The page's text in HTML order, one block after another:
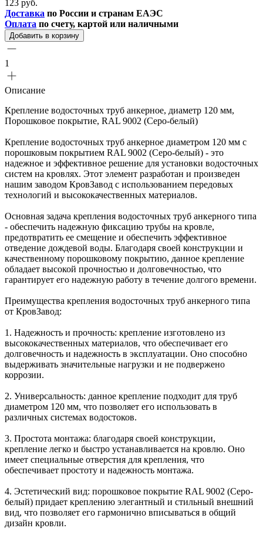
123 руб.
Доставка по России и странам ЕАЭС
Оплата по счету, картой или наличными
Добавить в корзину
1
Описание
Крепление водосточных труб анкерное, диаметр 120 мм,
Порошковое покрытие, RAL 9002 (Серо-белый)
Крепление водосточных труб анкерное диаметром 120 мм с
порошковым покрытием RAL 9002 (Серо-белый) - это
надежное и эффективное решение для установки водосточных
систем на кровлях. Этот элемент разработан и произведен
нашим заводом КровЗавод с использованием передовых
технологий и высококачественных материалов.
Основная задача крепления водосточных труб анкерного типа
- обеспечить надежную фиксацию трубы на кровле,
предотвратить ее смещение и обеспечить эффективное
отведение дождевой воды. Благодаря своей конструкции и
качественному порошковому покрытию, данное крепление
обладает высокой прочностью и долговечностью, что
гарантирует его надежную работу в течение долгого времени.
Преимущества крепления водосточных труб анкерного типа
от КровЗавод:
1. Надежность и прочность: крепление изготовлено из
высококачественных материалов, что обеспечивает его
долговечность и надежность в эксплуатации. Оно способно
выдерживать значительные нагрузки и не подвержено
коррозии.
2. Универсальность: данное крепление подходит для труб
диаметром 120 мм, что позволяет его использовать в
различных системах водостоков.
3. Простота монтажа: благодаря своей конструкции,
крепление легко и быстро устанавливается на кровлю. Оно
имеет специальные отверстия для крепления, что
обеспечивает простоту и надежность монтажа.
4. Эстетический вид: порошковое покрытие RAL 9002 (Серо-
белый) придает креплению элегантный и стильный внешний
вид, что позволяет его гармонично вписываться в общий
дизайн кровли.